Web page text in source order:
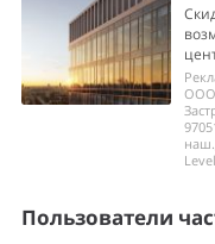
ООО
Пользователи